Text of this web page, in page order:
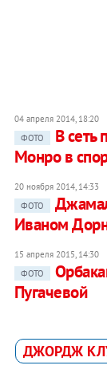
04 апреля 2014, 18:20
ФОТО
В сеть
Монро в
20 ноября 2014, 14:33
ФОТО
Иваном
15 апреля 2015, 14:30
ФОТО
Пугачевой
ДЖОРДЖ